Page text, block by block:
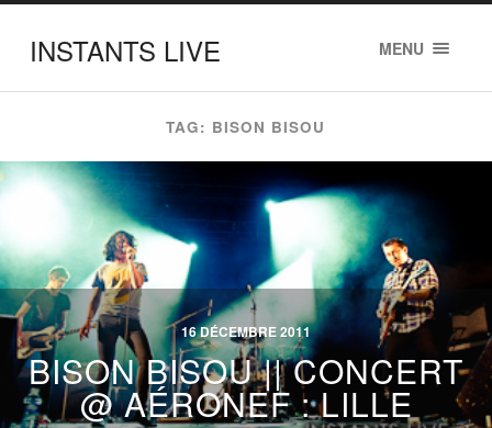
INSTANTS LIVE MENU
TAG: BISON BISOU
16 DÉCEMBRE 2011
BISON BISOU || CONCERT
@ AÉRONEF : LILLE